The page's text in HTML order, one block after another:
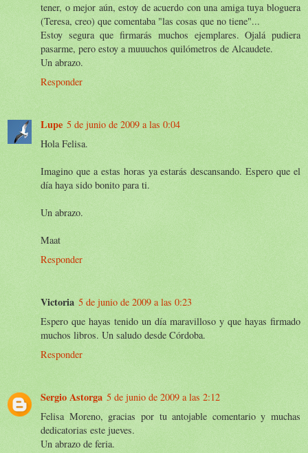
tener, o mejor aún, estoy de acuerdo con una amiga tuya bloguera
(Teresa, creo) que comentaba "las cosas que no tiene"...
Estoy segura que firmarás muchos ejemplares. Ojalá pudiera
pasarme, pero estoy a muuuchos quilómetros de Alcaudete.
Un abrazo.
Responder
Lupe 5 de junio de 2009 a las 0:04
Hola Felisa.
Imagino que a estas horas ya estarás descansando. Espero que el
día haya sido bonito para ti.
Un abrazo.
Maat
Responder
Victoria 5 de junio de 2009 a las 0:23
Espero que hayas tenido un día maravilloso y que hayas firmado
muchos libros. Un saludo desde Córdoba.
Responder
Sergio Astorga 5 de junio de 2009 a las 2:12
Felisa Moreno, gracias por tu antojable comentario y muchas
dedicatorias este jueves.
Un abrazo de feria.